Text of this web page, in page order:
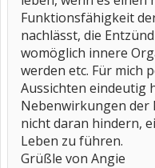
Funktionsfähigkeit
nachlässt, die
womöglich innere
werden etc. Für mich
Aussichten eindeutig
Nebenwirkungen der
nicht daran hindern,
Leben zu führen.
Grüßle von Angie